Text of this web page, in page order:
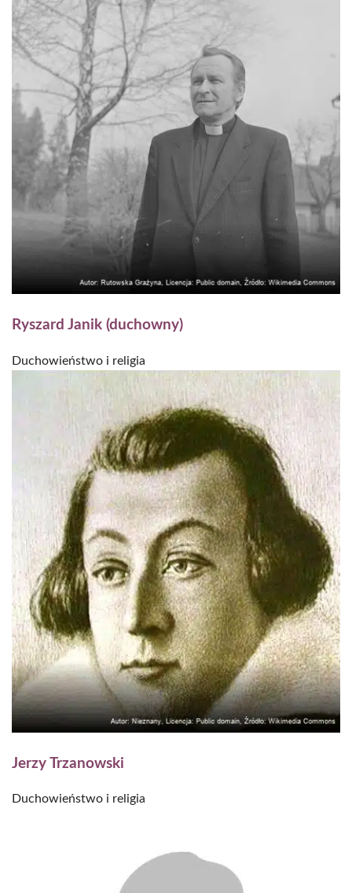
Ryszard Janik (duchowny)
Duchowieństwo i religia
Jerzy Trzanowski
Duchowieństwo i religia